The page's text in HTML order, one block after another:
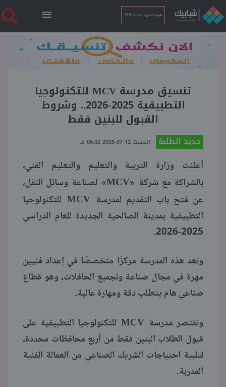
نتيجة الثانوية العامة 2026
الرئيسية
نتيجة الثانوية العامة 2026
أخبار ساخنة
بوابة الطلبة
ملفات
تنسيق مدرسة MCV للتكنولوجيا
التطبيقية 2025-2026.. وشروط
القبول للبنين فقط
جديد الطلبة السبت 12-07-2025 06:32 مـ
أعلنت وزارة التربية والتعليم والتعليم الفني،
بالشراكة مع شركة «MCV» لصناعة وسائل النقل،
عن فتح باب التقديم لمدرسة MCV للتكنولوجيا
التطبيقية بمدينة الصالحية الجديدة للعام الدراسي
2025-2026.
وتعد هذه المدرسة مركزًا متخصصًا في إعداد فنيين
مهرة في مجال صناعة وتجميع الحافلات، وهو قطاع
صناعي هام يتطلب دقة ومهارة عالية.
وتقتصر مدرسة MCV للتكنولوجيا التطبيقية على
قبول الطلاب البنين فقط من أربع محافظات محددة،
لتلبية احتياجات الشريك الصناعي من العمالة الفنية
المدربة.